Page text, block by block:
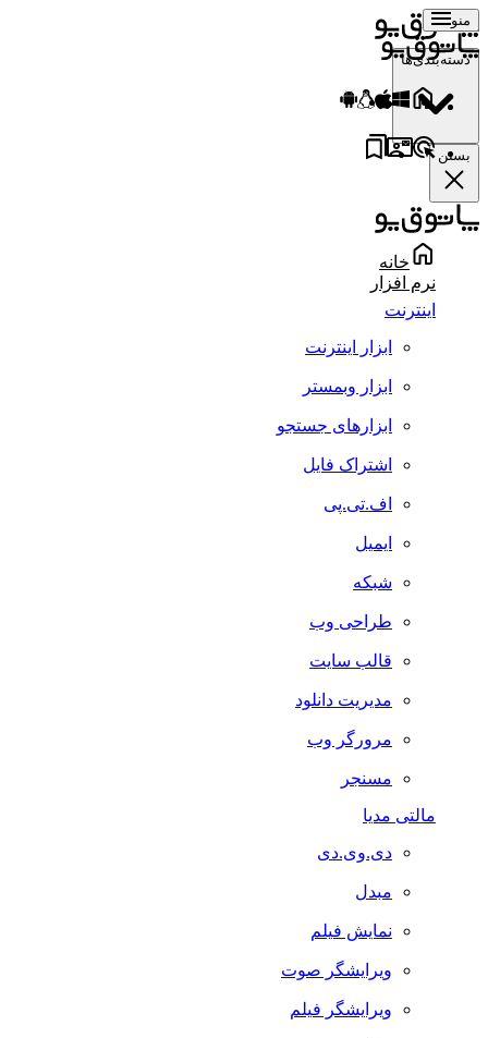
منو
دسته‌بندی‌ها
بستن
خانه
نرم افزار
اینترنت
ابزار اینترنت
ابزار وبمستر
ابزارهای جستجو
اشتراک فایل
اف.تی.پی
ایمیل
شبکه
طراحی وب
قالب سایت
مدیریت دانلود
مرورگر وب
مسنجر
مالتی مدیا
دی.وی.دی
مبدل
نمایش فیلم
ویرایشگر صوت
ویرایشگر فیلم